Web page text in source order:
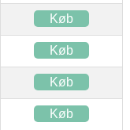
Køb
Køb
Køb
Køb